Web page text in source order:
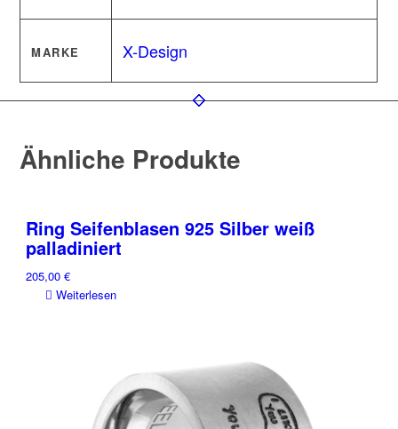
MARKE X-Design
Ähnliche Produkte
Ring Seifenblasen 925 Silber weiß
palladiniert
205,00€
Weiterlesen